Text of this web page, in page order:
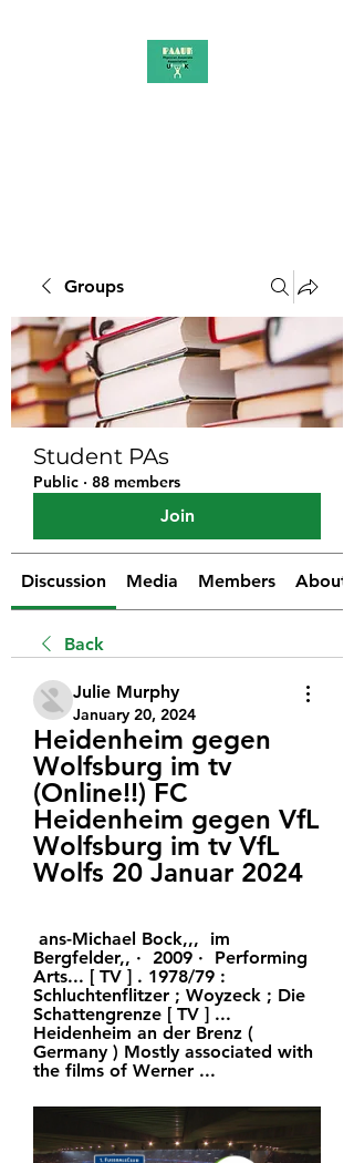
Groups
Student PAs
Public · 88 members
Join
Discussion Media Members About
Back
Julie Murphy
January 20, 2024
Heidenheim gegen
Wolfsburg im tv
(Online!!) FC
Heidenheim gegen VfL
Wolfsburg im tv VfL
Wolfs 20 Januar 2024
Bergfelder,, ·  2009 · ‎ Performing
Arts... [ TV ] . 1978/79 :
Schluchtenflitzer ; Woyzeck ; Die
Schattengrenze [ TV ] ...
Heidenheim an der Brenz (
Germany ) Mostly associated with
the films of Werner ...